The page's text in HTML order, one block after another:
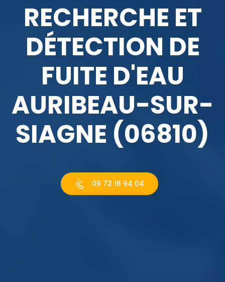
RECHERCHE ET
DÉTECTION DE
FUITE D'EAU
AURIBEAU-SUR-
SIAGNE (06810)
09 72 16 94 04